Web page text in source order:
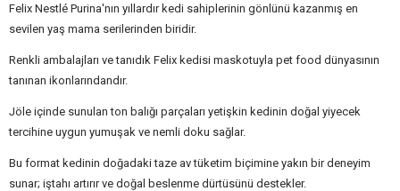
Felix Nestlé Purina'nın yıllardır kedi sahiplerinin gönlünü kazanmış en
sevilen yaş mama serilerinden biridir.
Renkli ambalajları ve tanıdık Felix kedisi maskotuyla pet food dünyasının
tanınan ikonlarındandır.
Jöle içinde sunulan ton balığı parçaları yetişkin kedinin doğal yiyecek
tercihine uygun yumuşak ve nemli doku sağlar.
Bu format kedinin doğadaki taze av tüketim biçimine yakın bir deneyim
sunar; iştahı artırır ve doğal beslenme dürtüsünü destekler.